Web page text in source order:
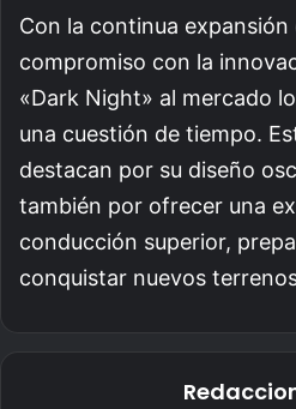
Con la continua expansión
compromiso con la
«Dark Night» al mercado
una cuestión de tiempo.
destacan por su diseño
también por ofrecer una
conducción superior,
conquistar nuevos